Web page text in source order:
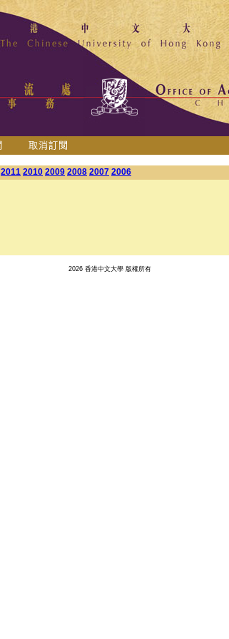
2011 2010 2009 2008 2007 2006
2026 香港中文大學 版權所有